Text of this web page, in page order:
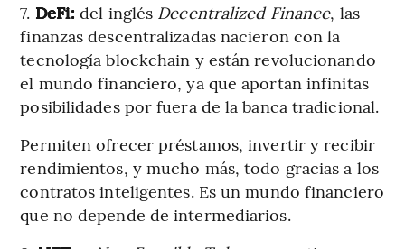
7. DeFi:del inglés Decentralized Finance, las
finanzas descentralizadas nacieron con la
tecnología blockchain y están revolucionando
el mundo financiero, ya que aportan infinitas
posibilidades por fuera de la banca tradicional.
Permiten ofrecer préstamos, invertir y recibir
rendimientos, y mucho más, todo gracias a los
contratos inteligentes. Es un mundo financiero
que no depende de intermediarios.